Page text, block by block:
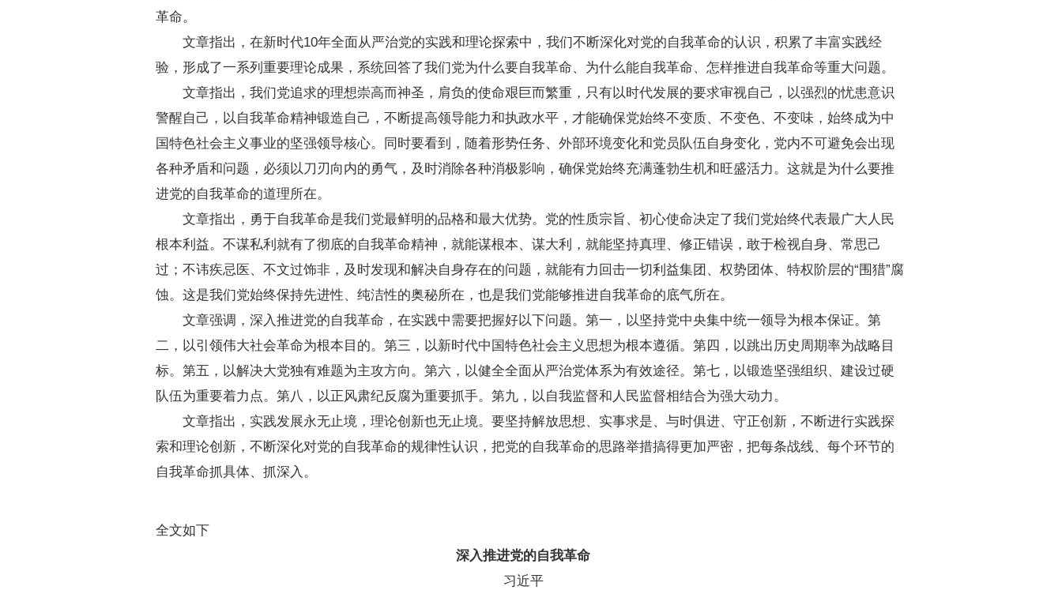
革命。
文章指出，在新时代10年全面从严治党的实践和理论探索中，我们不断深化对党的自我革命的认识，积累了丰富实践经
验，形成了一系列重要理论成果，系统回答了我们党为什么要自我革命、为什么能自我革命、怎样推进自我革命等重大问题。
文章指出，我们党追求的理想崇高而神圣，肩负的使命艰巨而繁重，只有以时代发展的要求审视自己，以强烈的忧患意识
警醒自己，以自我革命精神锻造自己，不断提高领导能力和执政水平，才能确保党始终不变质、不变色、不变味，始终成为中
国特色社会主义事业的坚强领导核心。同时要看到，随着形势任务、外部环境变化和党员队伍自身变化，党内不可避免会出现
各种矛盾和问题，必须以刀刃向内的勇气，及时消除各种消极影响，确保党始终充满蓬勃生机和旺盛活力。这就是为什么要推
进党的自我革命的道理所在。
文章指出，勇于自我革命是我们党最鲜明的品格和最大优势。党的性质宗旨、初心使命决定了我们党始终代表最广大人民
根本利益。不谋私利就有了彻底的自我革命精神，就能谋根本、谋大利，就能坚持真理、修正错误，敢于检视自身、常思己
过；不讳疾忌医、不文过饰非，及时发现和解决自身存在的问题，就能有力回击一切利益集团、权势团体、特权阶层的“围猎”腐
蚀。这是我们党始终保持先进性、纯洁性的奥秘所在，也是我们党能够推进自我革命的底气所在。
文章强调，深入推进党的自我革命，在实践中需要把握好以下问题。第一，以坚持党中央集中统一领导为根本保证。第
二，以引领伟大社会革命为根本目的。第三，以新时代中国特色社会主义思想为根本遵循。第四，以跳出历史周期率为战略目
标。第五，以解决大党独有难题为主攻方向。第六，以健全全面从严治党体系为有效途径。第七，以锻造坚强组织、建设过硬
队伍为重要着力点。第八，以正风肃纪反腐为重要抓手。第九，以自我监督和人民监督相结合为强大动力。
文章指出，实践发展永无止境，理论创新也无止境。要坚持解放思想、实事求是、与时俱进、守正创新，不断进行实践探
索和理论创新，不断深化对党的自我革命的规律性认识，把党的自我革命的思路举措搞得更加严密，把每条战线、每个环节的
自我革命抓具体、抓深入。
全文如下
深入推进党的自我革命
习近平